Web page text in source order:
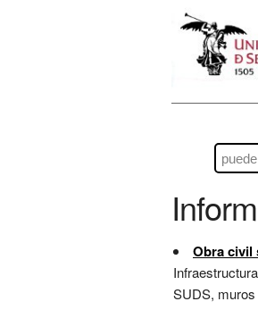
Obra civil
SUDS,